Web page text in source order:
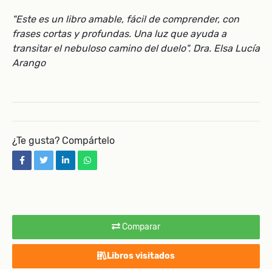
Comparar
Libros visitados
"Este es un libro amable, fácil de comprender, con
frases cortas y profundas. Una luz que ayuda a
transitar el nebuloso camino del duelo". Dra. Elsa Lucía
Arango
¿Te gusta? Compártelo
facebooktwitterlinkedinwhatsapp